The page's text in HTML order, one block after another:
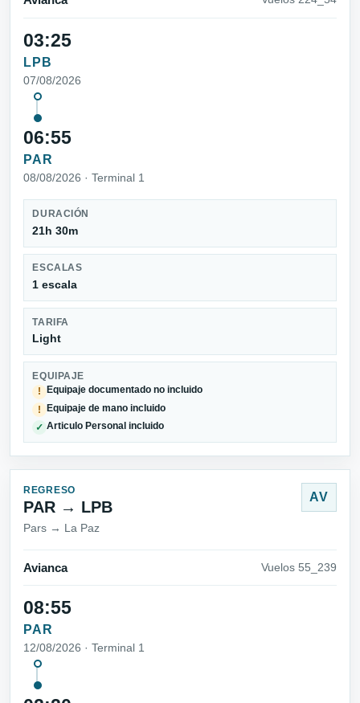
03:25
LPB
07/08/2026
06:55
PAR
08/08/2026 · Terminal 1
DURACIÓN
21h 30m
ESCALAS
1 escala
TARIFA
Light
EQUIPAJE
!
Equipaje documentado no incluido
! Equipaje de mano incluido
✓ Articulo Personal incluido
REGRESO
PAR → LPB
Pars → La Paz
AV
Avianca Vuelos 55_239
08:55
PAR
12/08/2026 · Terminal 1